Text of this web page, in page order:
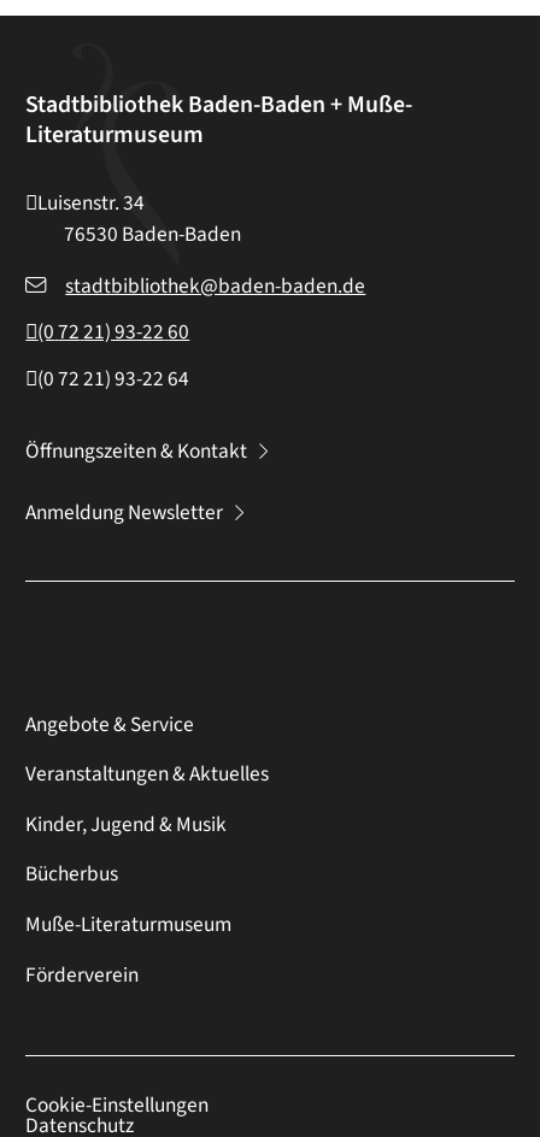
Stadtbibliothek Baden-Baden + Muße-
Literaturmuseum
Luisenstr. 34
76530 Baden-Baden
stadtbibliothek@baden-baden.de
(07221) 93-2260
(07221) 93-2264
Öffnungszeiten & Kontakt
Anmeldung Newsletter
Angebote & Service
Veranstaltungen & Aktuelles
Kinder, Jugend & Musik
Bücherbus
Muße-Literaturmuseum
Förderverein
Cookie-Einstellungen
Datenschutz